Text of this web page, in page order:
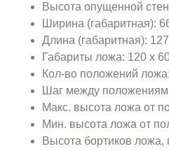
Высота опущенной
Ширина (габаритная):
Длина (габаритная):
Габариты ложа: 120 х
Кол-во положений
Шаг между
Макс. высота ложа от
Мин. высота ложа от
Высота бортиков ложа,